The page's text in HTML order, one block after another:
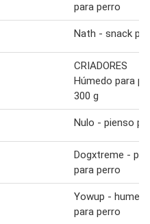
para perro
Nath - snack
CRIADORES
Húmedo para
300 g
Nulo - pienso
Dogxtreme -
para perro
Yowup -
para perro